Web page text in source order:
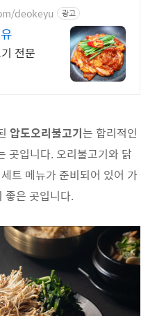
deokeyu 광고
전문
압도오리불고기는 합리적인
곳입니다. 오리불고기와 닭
트 메뉴가 준비되어 있어 가
좋은 곳입니다.